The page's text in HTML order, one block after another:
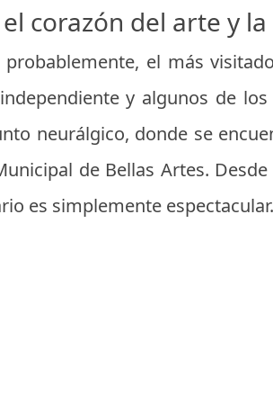
corazón del arte y
probablemente, el más
y algunos de
neurálgico, donde se
de Bellas Artes.
es simplemente espectacular.